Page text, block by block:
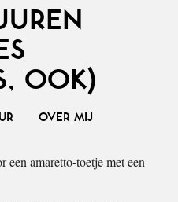
OOK)
OVER MIJ
een amaretto-toetje met een